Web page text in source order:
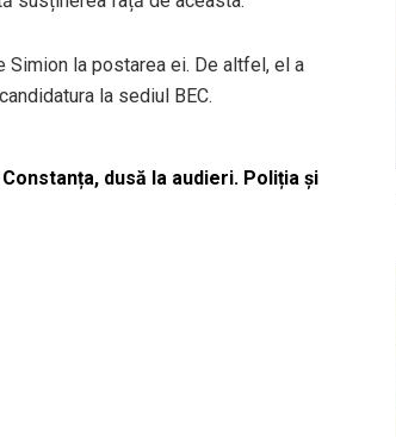
Simion la postarea ei. De altfel, el a
la sediul BEC.
dusă la audieri. Poliția și